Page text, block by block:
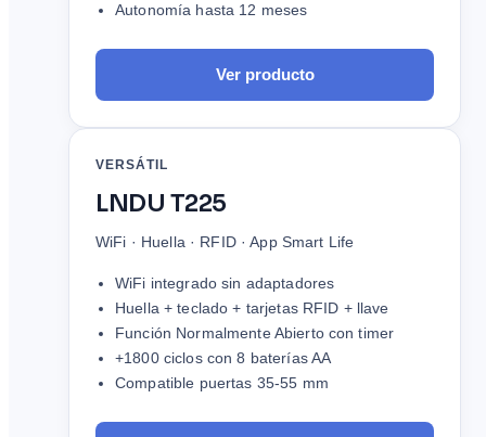
Autonomía hasta 12 meses
Ver producto
VERSÁTIL
LNDU T225
WiFi · Huella · RFID · App Smart Life
WiFi integrado sin adaptadores
Huella + teclado + tarjetas RFID + llave
Función Normalmente Abierto con timer
+1800 ciclos con 8 baterías AA
Compatible puertas 35-55 mm